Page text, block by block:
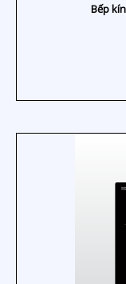
Bếp